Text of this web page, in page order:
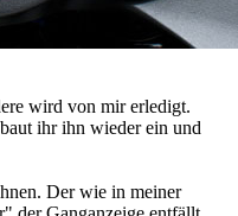
wird von mir erledigt.
ihr ihn wieder ein und
Der wie in meiner